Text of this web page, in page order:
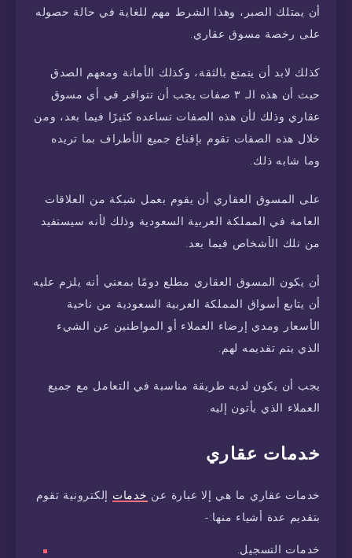
أن يمتلك الصبر، وهذا الشرط مهم للغاية في حالة حصوله
على رخصة مسوق عقاري.
كذلك لابد أن يتمتع بالثقة، وكذلك الأمانة ومعهم الصدق
حيث أن هذه الـ ٣ صفات يجب أن تتوافر في أي مسوق
عقاري وذلك لأن هذه الصفات تساعده كثيرًا فيما بعد، ومن
خلال هذه الصفات تقوم بإقناع جميع الأطراف بما تريده
وما شابه ذلك.
على المسوق العقاري أن يقوم بعمل شبكة من العلاقات
العامة في المملكة العربية السعودية وذلك لأنه سيستفيد
من تلك الأشخاص فيما بعد.
أن يكون المسوق العقاري مطلع دومًا بمعني أنه يلزم عليه
أن يتابع أسواق المملكة العربية السعودية من ناحية
الأسعار ومدي إرضاء العملاء أو المواطنين عن الشيء
الذي يتم تقديمه لهم.
يجب أن يكون لديه طريقة مناسبة في التعامل مع جميع
العملاء الذي يأتون إليه.
خدمات عقاري
خدمات عقاري ما هي إلا عبارة عن خدمات إلكترونية تقوم
بتقديم عدة أشياء منها:-
خدمات التسجيل.